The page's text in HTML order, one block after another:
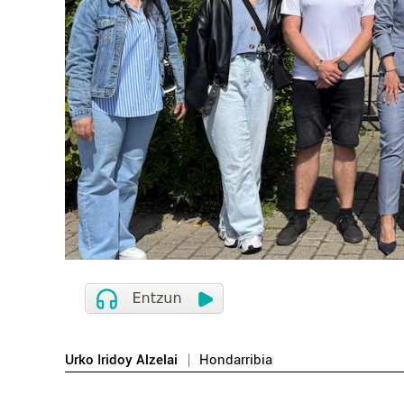
Urko Iridoy Alzelai Hondarribia